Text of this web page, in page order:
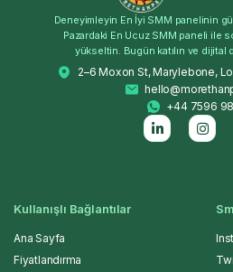
Deneyimleyin En İyi SMM panelinin
Pazardaki En Ucuz SMM paneli ile
yükseltin. Bugün katılın ve dijital
2–6 Moxon St, Marylebone,
+44 7596
Kullanışlı Bağlantılar
Ana Sayfa
Fiyatlandırma